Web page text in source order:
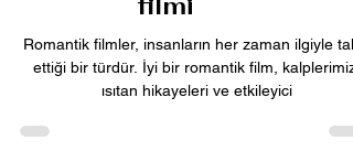
Prime yapımı romantik
filmi
Romantik filmler, insanların her zaman ilgiyle